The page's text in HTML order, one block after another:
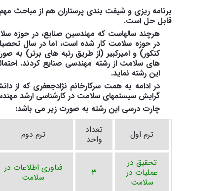
برنامه ریزی و شیفت بندی پرستاران هم از مباحث
قابل حل است.
هرچند سالهاست که مهندسین صنایع، در حوزه
کنکور) و امیرکبیر (از طریق رتبه های برتر)
های سلامت از رشته مهندسی صنایع کردند.
این رشته نماید.
در ادامه به همت سرکارخانم نژادجعفری که از
گرایش سیستمهای سلامت در کارشناسی ارشد
چارت درسی این رشته به صورت زیر می باشد:
ترم اول
تعداد
واحد
ترم دوم
تحقیق در
عملیات در
سلامت
3
فناوري اطلاعات در
سلامت